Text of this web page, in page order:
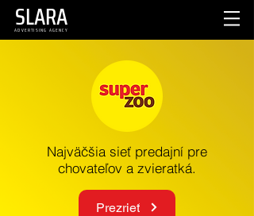
SLARA
ADVERTISING AGENCY
Najväčšia sieť predajní pre
chovateľov a zvieratká.
Prezrieť